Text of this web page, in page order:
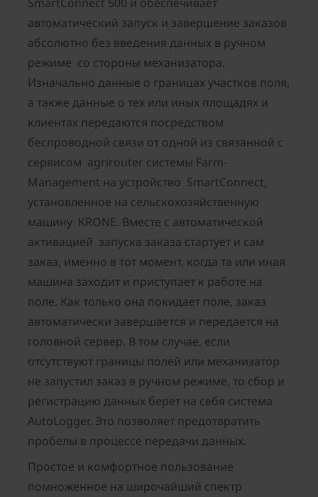
автоматический запуск и завершение заказов
абсолютно без введения данных в ручном
режиме со стороны механизатора.
Изначально данные о границах участков поля,
а также данные о тех или иных площадях и
клиентах передаются посредством
беспроводной связи от одной из связанной с
сервисом agrirouter системы Farm-
Management на устройство SmartConnect,
установленное на сельскохозяйственную
машину KRONE. Вместе с автоматической
активацией запуска заказа стартует и сам
заказ, именно в тот момент, когда та или иная
машина заходит и приступает к работе на
поле. Как только она покидает поле, заказ
автоматически завершается и передается на
головной сервер. В том случае, если
отсутствуют границы полей или механизатор
не запустил заказ в ручном режиме, то сбор и
регистрацию данных берет на себя система
AutoLogger. Это позволяет предотвратить
пробелы в процессе передачи данных.
Простое и комфортное пользование
помноженное на широчайший спектр